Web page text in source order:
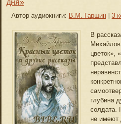
дня»
Автор аудиокниги: В.М. Гаршин 3
В
цветок»,
глубина
солдата.
не имеют